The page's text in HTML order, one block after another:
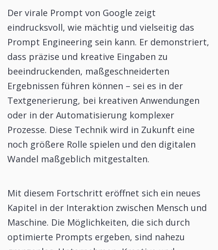
Der virale Prompt von Google zeigt
eindrucksvoll, wie mächtig und vielseitig das
Prompt Engineering sein kann. Er demonstriert,
dass präzise und kreative Eingaben zu
beeindruckenden, maßgeschneiderten
Ergebnissen führen können – sei es in der
Textgenerierung, bei kreativen Anwendungen
oder in der Automatisierung komplexer
Prozesse. Diese Technik wird in Zukunft eine
noch größere Rolle spielen und den digitalen
Wandel maßgeblich mitgestalten.
Mit diesem Fortschritt eröffnet sich ein neues
Kapitel in der Interaktion zwischen Mensch und
Maschine. Die Möglichkeiten, die sich durch
optimierte Prompts ergeben, sind nahezu